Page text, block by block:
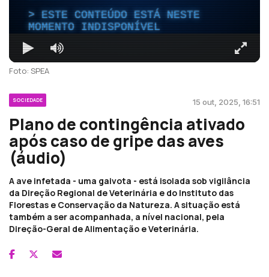
ESTE CONTEÚDO ESTÁ NESTE
MOMENTO INDISPONÍVEL
Foto: SPEA
SOCIEDADE 15 out, 2025, 16:51
Plano de contingência ativado
após caso de gripe das aves
(áudio)
A ave infetada - uma gaivota - está isolada sob vigilância
da Direção Regional de Veterinária e do Instituto das
Florestas e Conservação da Natureza. A situação está
também a ser acompanhada, a nível nacional, pela
Direção-Geral de Alimentação e Veterinária.